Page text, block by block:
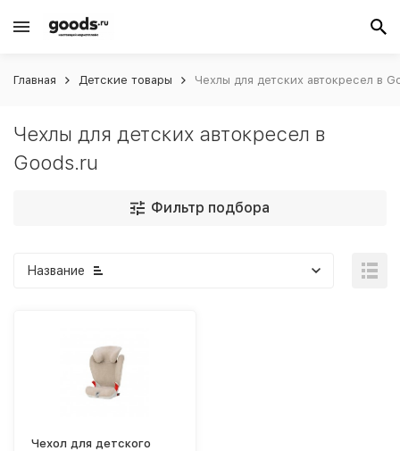
Главная Детские товары Чехлы для детских автокресел в
Чехлы для детских автокресел в
Goods.ru
Фильтр подбора
Название
Чехол для детского